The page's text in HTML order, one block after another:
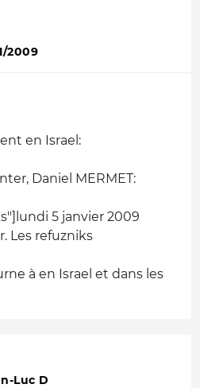
2009
en Israel:
Daniel MERMET:
5 janvier 2009
Les refuzniks
à en Israel et dans les
Luc D